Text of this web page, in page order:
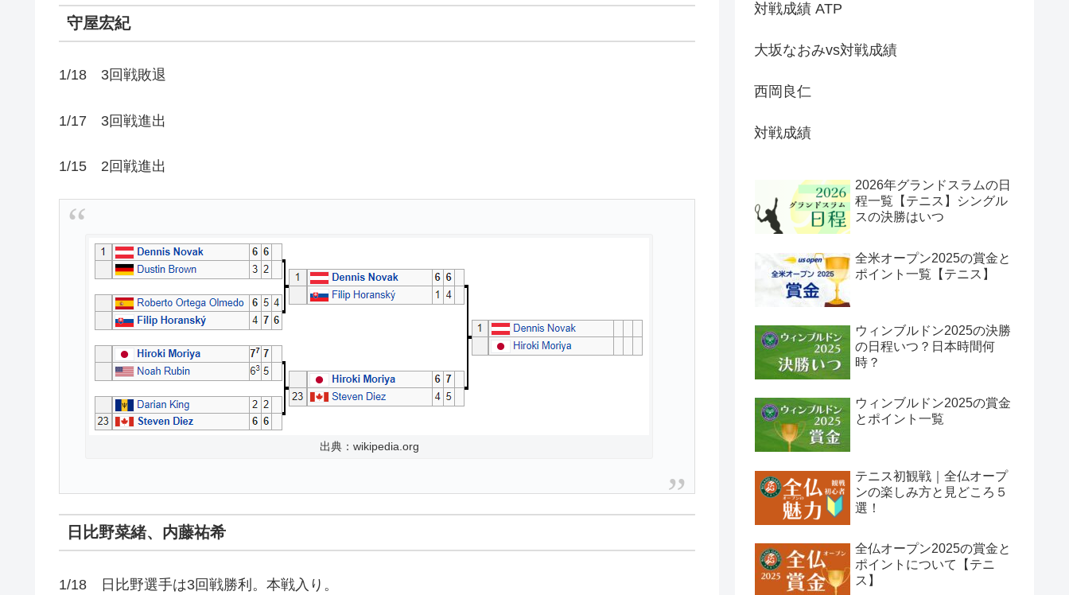
守屋宏紀
1/18 3回戦敗退
1/17 3回戦進出
1/15 2回戦進出
出典：wikipedia.org
日比野菜緒、内藤祐希
1/18 日比野選手は3回戦勝利。本戦入り。
対戦成績 ATP
大坂なおみvs対戦成績
西岡良仁
対戦成績
2026年グランドスラムの日
程一覧【テニス】シングル
スの決勝はいつ
全米オープン2025の賞金と
ポイント一覧【テニス】
ウィンブルドン2025の決勝
の日程いつ？日本時間何
時？
ウィンブルドン2025の賞金
とポイント一覧
テニス初観戦｜全仏オープ
ンの楽しみ方と見どころ５
選！
全仏オープン2025の賞金と
ポイントについて【テニ
ス】